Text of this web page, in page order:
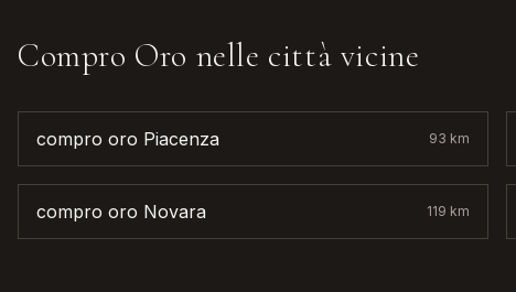
Compro Oro nelle città vicine
compro oro Piacenza 93 km
compro oro Novara 119 km